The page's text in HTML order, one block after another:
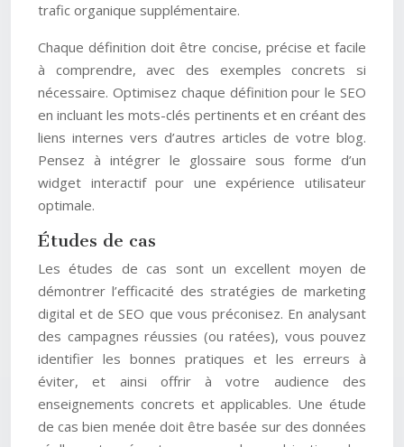
trafic organique supplémentaire.
Chaque définition doit être concise, précise et facile
à comprendre, avec des exemples concrets si
nécessaire. Optimisez chaque définition pour le SEO
en incluant les mots-clés pertinents et en créant des
liens internes vers d’autres articles de votre blog.
Pensez à intégrer le glossaire sous forme d’un
widget interactif pour une expérience utilisateur
optimale.
Études de cas
Les études de cas sont un excellent moyen de
démontrer l’efficacité des stratégies de marketing
digital et de SEO que vous préconisez. En analysant
des campagnes réussies (ou ratées), vous pouvez
identifier les bonnes pratiques et les erreurs à
éviter, et ainsi offrir à votre audience des
enseignements concrets et applicables. Une étude
de cas bien menée doit être basée sur des données